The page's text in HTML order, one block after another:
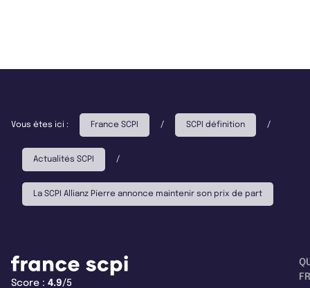
Vous êtes ici : France SCPI / SCPI définition /
Actualités SCPI /
La SCPI Allianz Pierre annonce maintenir son prix de part
Score : 4.9/5